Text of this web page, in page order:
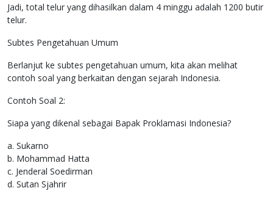
Jadi, total telur yang dihasilkan dalam 4 minggu adalah 1200 butir
telur.
Subtes Pengetahuan Umum
Berlanjut ke subtes pengetahuan umum, kita akan melihat
contoh soal yang berkaitan dengan sejarah Indonesia.
Contoh Soal 2:
Siapa yang dikenal sebagai Bapak Proklamasi Indonesia?
a. Sukarno
b. Mohammad Hatta
c. Jenderal Soedirman
d. Sutan Sjahrir